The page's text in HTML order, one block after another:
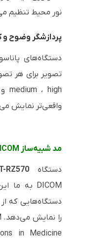
نور محیط تنظیم
پردازشگر وضوح و
دستگاه‌های
تصویر برای هر
high،medium و
واقعی‌تر نمایش
مد شبیه‌ساز
دستگاهRZ570
DICOM به ما
دستگاه‌هایی که
را نمایش می‌دهد.
in Medicine